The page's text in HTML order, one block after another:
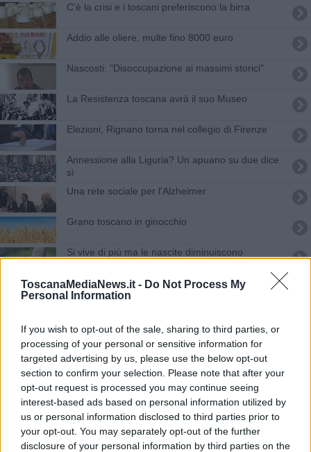
ToscanaMediaNews.it - Do Not Process My
Personal Information
If you wish to opt-out of the sale, sharing to third parties, or
processing of your personal or sensitive information for
targeted advertising by us, please use the below opt-out
section to confirm your selection. Please note that after your
opt-out request is processed you may continue seeing
interest-based ads based on personal information utilized by
us or personal information disclosed to third parties prior to
your opt-out. You may separately opt-out of the further
disclosure of your personal information by third parties on the
C'è la crisi e i toscani preferiscono la birra
Addio alle oliere, multe fino 8000 euro
Nascosti: "Disoccupazione ai massimi storici"
La Resistenza toscana avrà il suo Museo
Elezioni, Rignano torna nel collegio di Firenze
Annessione alla Liguria? Un apuano su due dice
sì
Una rete sociale per l'Alzheimer
Grano toscano in ginocchio
Si vive di più ma le nascite diminuiscono
Ripresa in Toscana al traino dell'export
Le donne fanno bene al volontariato
Toscana quanto costi, batosta per le famiglie
L'abuso di alcol porta alla demenza
Tre bottiglie di Brunello per il presidente cinese